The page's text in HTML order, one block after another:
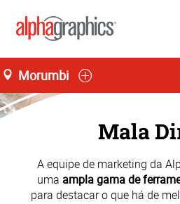
Morumbi
Mala
A equipe de marketing da
uma ampla gama de
para destacar o que há de